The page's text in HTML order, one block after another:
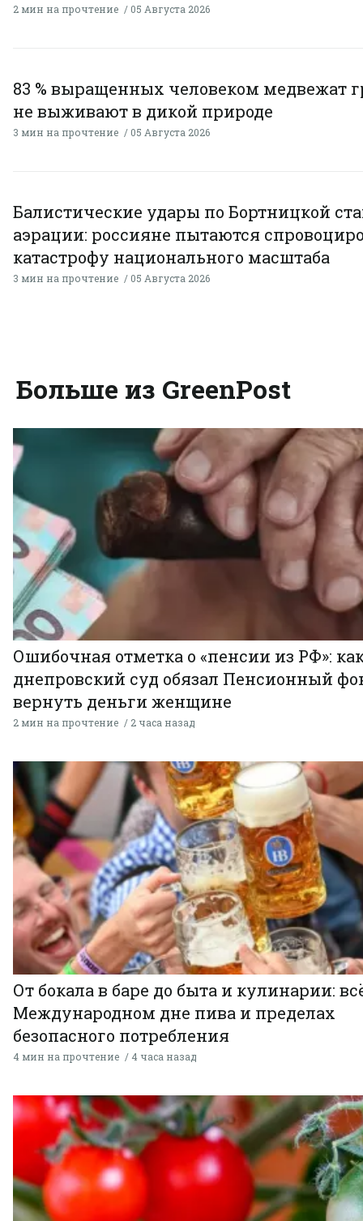
2 мин на прочтение 05 Августа 2026
83 % выращенных человеком медвежат
не выживают в дикой природе
3 мин на прочтение 05 Августа 2026
Балистические удары по Бортницкой
аэрации: россияне пытаются
катастрофу национального масштаба
3 мин на прочтение 05 Августа 2026
Больше из GreenPost
Ошибочная отметка о «пенсии из РФ»:
днепровский суд обязал Пенсионный
вернуть деньги женщине
2 мин на прочтение 2 часа назад
От бокала в баре до быта и кулинарии:
Международном дне пива и пределах
безопасного потребления
4 мин на прочтение 4 часа назад